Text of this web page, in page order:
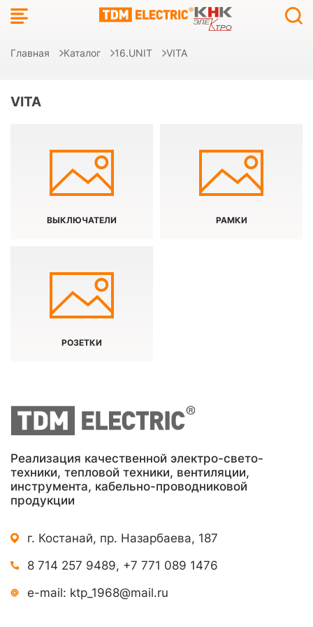
Главная Каталог 16.UNIT VITA
VITA
ВЫКЛЮЧАТЕЛИ РАМКИ
РОЗЕТКИ
Реализация качественной электро-свето-
техники, тепловой техники, вентиляции,
инструмента, кабельно-проводниковой
продукции
г. Костанай, пр. Назарбаева, 187
8 714 257 9489, +7 771 089 1476
e-mail: ktp_1968@mail.ru